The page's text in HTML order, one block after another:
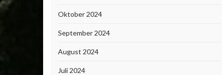
Oktober 2024
September 2024
August 2024
Juli 2024